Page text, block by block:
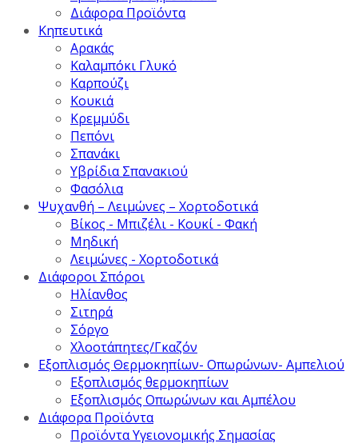
Διάφορα Προϊόντα
Κηπευτικά
Αρακάς
Καλαμπόκι Γλυκό
Καρπούζι
Κουκιά
Κρεμμύδι
Πεπόνι
Σπανάκι
Υβρίδια Σπανακιού
Φασόλια
Ψυχανθή – Λειμώνες – Χορτοδοτικά
Βίκος - Μπιζέλι - Κουκί - Φακή
Μηδική
Λειμώνες - Χορτοδοτικά
Διάφοροι Σπόροι
Ηλίανθος
Σιτηρά
Σόργο
Χλοοτάπητες/Γκαζόν
Εξοπλισμός Θερμοκηπίων- Οπωρώνων- Αμπελιού
Εξοπλισμός θερμοκηπίων
Εξοπλισμός Οπωρώνων και Αμπέλου
Διάφορα Προϊόντα
Προϊόντα Υγειονομικής Σημασίας